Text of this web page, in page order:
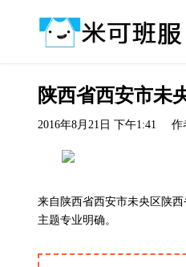
陕西省西安市未
2016年8月21日 下午1:41 作
来自陕西省西安市未央区陕
主题专业明确。